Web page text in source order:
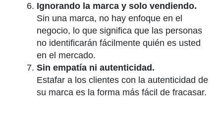
Ignorando la marca y solo vendiendo.
Sin una marca, no hay enfoque en el
negocio, lo que significa que las personas
no identificarán fácilmente quién es usted
en el mercado.
Sin empatía ni autenticidad.
Estafar a los clientes con la autenticidad de
su marca es la forma más fácil de fracasar.